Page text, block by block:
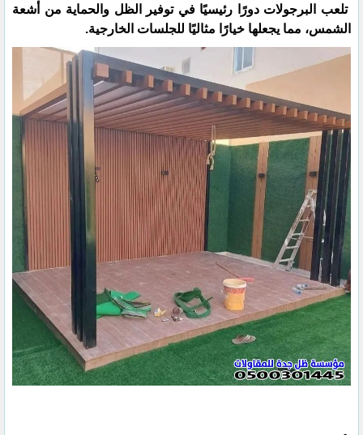
تلعب البرجولات دورًا رئيسيًا في توفير الظل والحماية من أشعة
الشمس، مما يجعلها خيارًا مثاليًا للجلسات الخارجية.